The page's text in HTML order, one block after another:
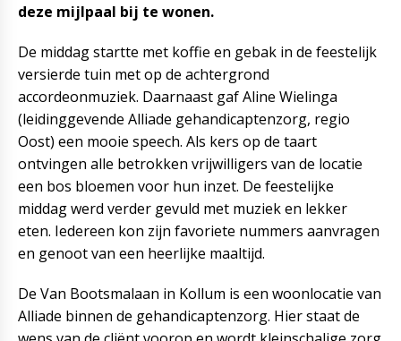
deze mijlpaal bij te wonen.
De middag startte met koffie en gebak in de feestelijk
versierde tuin met op de achtergrond
accordeonmuziek. Daarnaast gaf Aline Wielinga
(leidinggevende Alliade gehandicaptenzorg, regio
Oost) een mooie speech. Als kers op de taart
ontvingen alle betrokken vrijwilligers van de locatie
een bos bloemen voor hun inzet. De feestelijke
middag werd verder gevuld met muziek en lekker
eten. Iedereen kon zijn favoriete nummers aanvragen
en genoot van een heerlijke maaltijd.
De Van Bootsmalaan in Kollum is een woonlocatie van
Alliade binnen de gehandicaptenzorg. Hier staat de